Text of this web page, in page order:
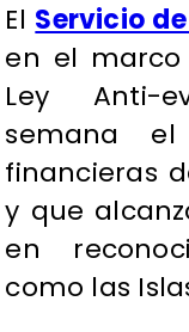
El Servicio
en el
Ley Anti-
semana
financieras
y que
en
como las